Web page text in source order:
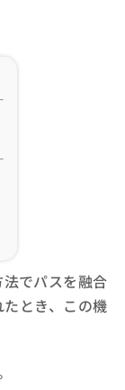
でパスを融合
とき、この機